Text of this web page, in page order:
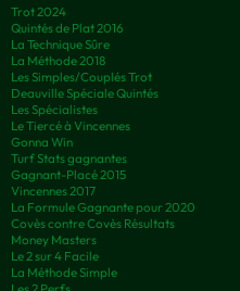
Trot 2024
Quintés de Plat 2016
La Technique Sûre
La Méthode 2018
Les Simples/Couplés Trot
Deauville Spéciale Quintés
Les Spécialistes
Le Tiercé à Vincennes
Gonna Win
Turf Stats gagnantes
Gagnant-Placé 2015
Vincennes 2017
La Formule Gagnante pour 2020
Covès contre Covès Résultats
Money Masters
Le 2 sur 4 Facile
La Méthode Simple